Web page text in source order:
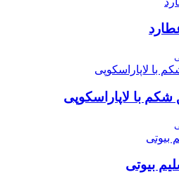
با لاپاراسکوپی
بیوتی